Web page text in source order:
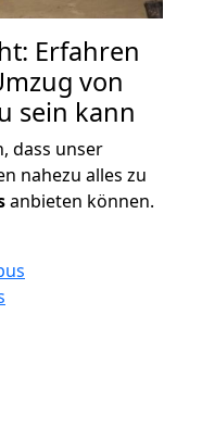
Erfahren
von
sein kann
dass unser
nahezu alles zu
anbieten können.